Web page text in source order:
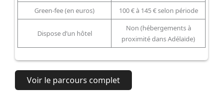
Green-fee (en euros)
100 € à 145 € selon période
Dispose d’un hôtel
Non (hébergements à
proximité dans Adélaïde)
Voir le parcours complet